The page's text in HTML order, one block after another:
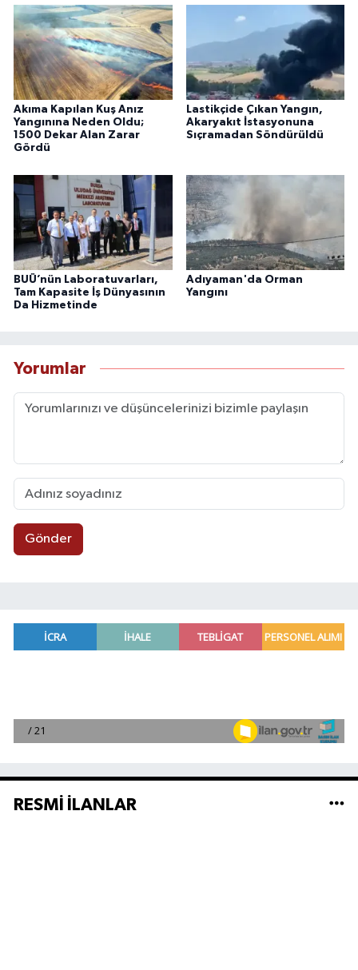
Akıma Kapılan Kuş Anız
Yangınına Neden Oldu;
1500 Dekar Alan Zarar
Gördü
Lastikçide Çıkan Yangın,
Akaryakıt İstasyonuna
Sıçramadan Söndürüldü
BUÜ’nün Laboratuvarları,
Tam Kapasite İş Dünyasının
Da Hizmetinde
Adıyaman'da Orman
Yangını
Yorumlar
Gönder
RESMİ İLANLAR